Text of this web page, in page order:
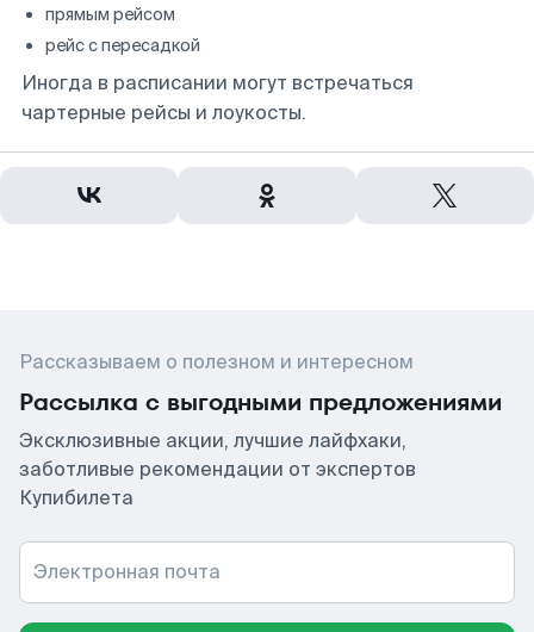
прямым рейсом
рейс с пересадкой
Иногда в расписании могут встречаться
чартерные рейсы и лоукосты.
Рассказываем о полезном и интересном
Рассылка с выгодными предложениями
Эксклюзивные акции, лучшие лайфхаки,
заботливые рекомендации от экспертов
Купибилета
Электронная почта